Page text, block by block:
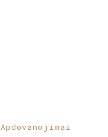
ŠVENTEI